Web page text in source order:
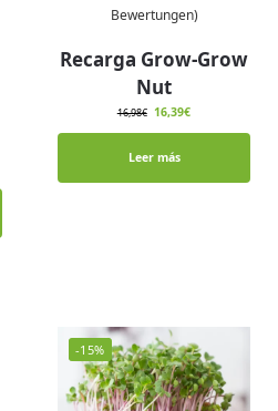
Bewertungen)
Recarga Grow-Grow
Nut
16,98€ 16,39€
Leer más
-15%